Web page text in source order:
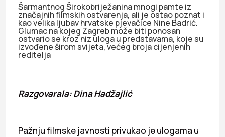
Šarmantnog Širokobriježanina mnogi pamte iz
značajnih filmskih ostvarenja, ali je ostao poznat i
kao velika ljubav hrvatske pjevačice Nine Badrić.
Glumac na kojeg Zagreb može biti ponosan
ostvario se kroz niz uloga u predstavama, koje su
izvođene širom svijeta, većeg broja cijenjenih
reditelja
Razgovarala: Dina Hadžajlić
Pažnju filmske javnosti privukao je ulogama u